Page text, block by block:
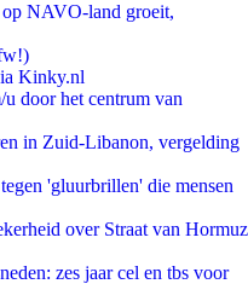
op NAVO-land groeit,
Kinky.nl
door het centrum van
in Zuid-Libanon, vergelding
'gluurbrillen' die mensen
over Straat van Hormuz
zes jaar cel en tbs voor